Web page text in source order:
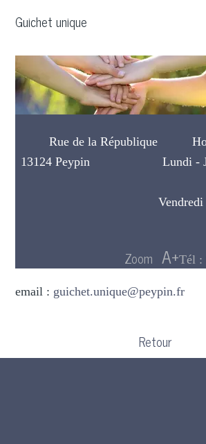
Guichet unique
Rue de la République
13124 Peypin Lundi -
Tél :
email : guichet.unique@peypin.fr
Retour